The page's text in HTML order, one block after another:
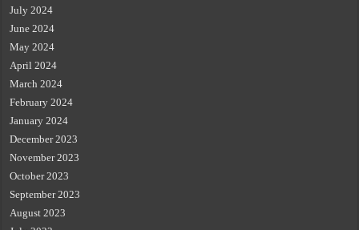
July 2024
June 2024
May 2024
April 2024
March 2024
February 2024
January 2024
December 2023
November 2023
October 2023
September 2023
August 2023